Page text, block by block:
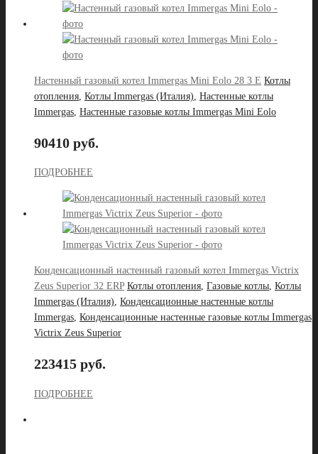
Настенный газовый котел Immergas Mini Eolo 28 3 E Котлы
отопления, Котлы Immergas (Италия), Настенные котлы
Immergas, Настенные газовые котлы Immergas Mini Eolo
90410 руб.
ПОДРОБНЕЕ
Конденсационный настенный газовый котел Immergas Victrix
Zeus Superior 32 ERP Котлы отопления, Газовые котлы, Котлы
Immergas (Италия), Конденсационные настенные котлы
Immergas, Конденсационные настенные газовые котлы Immergas
Victrix Zeus Superior
223415 руб.
ПОДРОБНЕЕ